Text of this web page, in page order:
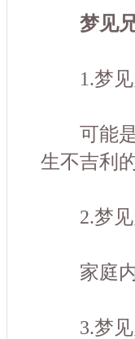
梦见
1.梦见
可能是
生不吉利
2.梦见
家庭内
3.梦见